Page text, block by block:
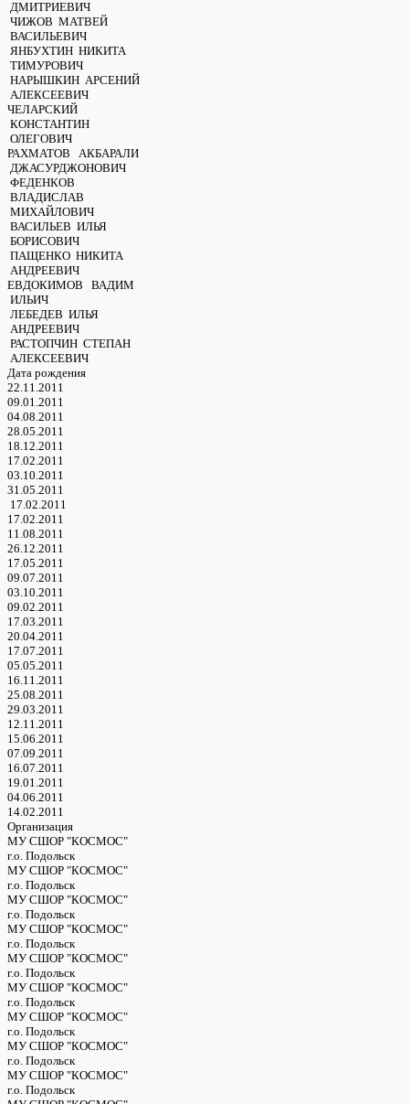
ДМИТРИЕВИЧ
ЧИЖОВ МАТВЕЙ
ВАСИЛЬЕВИЧ
ЯНБУХТИН НИКИТА
ТИМУРОВИЧ
НАРЫШКИН АРСЕНИЙ
АЛЕКСЕЕВИЧ
ЧЕЛАРСКИЙ
КОНСТАНТИН
ОЛЕГОВИЧ
РАХМАТОВ АКБАРАЛИ
ДЖАСУРДЖОНОВИЧ
ФЕДЕНКОВ
ВЛАДИСЛАВ
МИХАЙЛОВИЧ
ВАСИЛЬЕВ ИЛЬЯ
БОРИСОВИЧ
ПАЩЕНКО НИКИТА
АНДРЕЕВИЧ
ЕВДОКИМОВ ВАДИМ
ИЛЬИЧ
ЛЕБЕДЕВ ИЛЬЯ
АНДРЕЕВИЧ
РАСТОПЧИН СТЕПАН
АЛЕКСЕЕВИЧ
Дата рождения
22.11.2011
09.01.2011
04.08.2011
28.05.2011
18.12.2011
17.02.2011
03.10.2011
31.05.2011
17.02.2011
17.02.2011
11.08.2011
26.12.2011
17.05.2011
09.07.2011
03.10.2011
09.02.2011
17.03.2011
20.04.2011
17.07.2011
05.05.2011
16.11.2011
25.08.2011
29.03.2011
12.11.2011
15.06.2011
07.09.2011
16.07.2011
19.01.2011
04.06.2011
14.02.2011
Организация
МУ СШОР "КОСМОС"
г.о. Подольск
МУ СШОР "КОСМОС"
г.о. Подольск
МУ СШОР "КОСМОС"
г.о. Подольск
МУ СШОР "КОСМОС"
г.о. Подольск
МУ СШОР "КОСМОС"
г.о. Подольск
МУ СШОР "КОСМОС"
г.о. Подольск
МУ СШОР "КОСМОС"
г.о. Подольск
МУ СШОР "КОСМОС"
г.о. Подольск
МУ СШОР "КОСМОС"
г.о. Подольск